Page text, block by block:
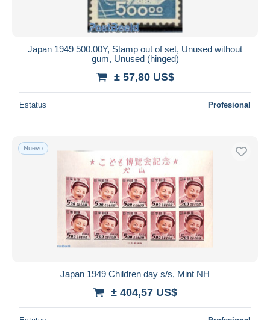
Japan 1949 500.00Y, Stamp out of set, Unused without
gum, Unused (hinged)
± 57,80 US$
Estatus Profesional
Nuevo
Japan 1949 Children day s/s, Mint NH
± 404,57 US$